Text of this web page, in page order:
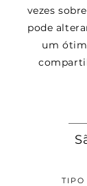
vezes
pode
um
TIPO